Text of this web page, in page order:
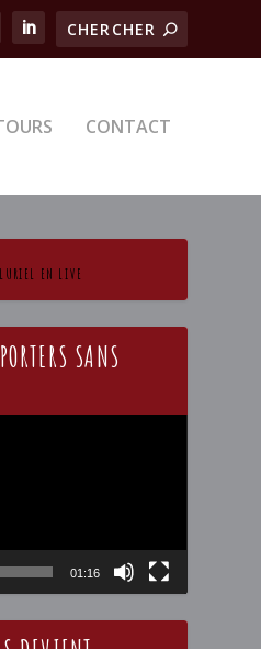
CONTACT
EN LIVE
SANS
01:16